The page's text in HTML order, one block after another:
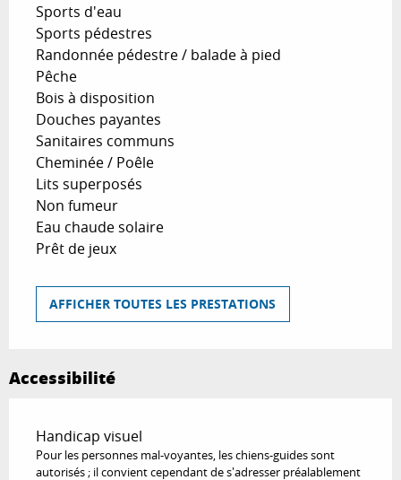
Sports d'eau
Sports pédestres
Randonnée pédestre / balade à pied
Pêche
Bois à disposition
Douches payantes
Sanitaires communs
Cheminée / Poêle
Lits superposés
Non fumeur
Eau chaude solaire
Prêt de jeux
AFFICHER TOUTES LES PRESTATIONS
Accessibilité
Handicap visuel
Pour les personnes mal-voyantes, les chiens-guides sont
autorisés ; il convient cependant de s'adresser préalablement